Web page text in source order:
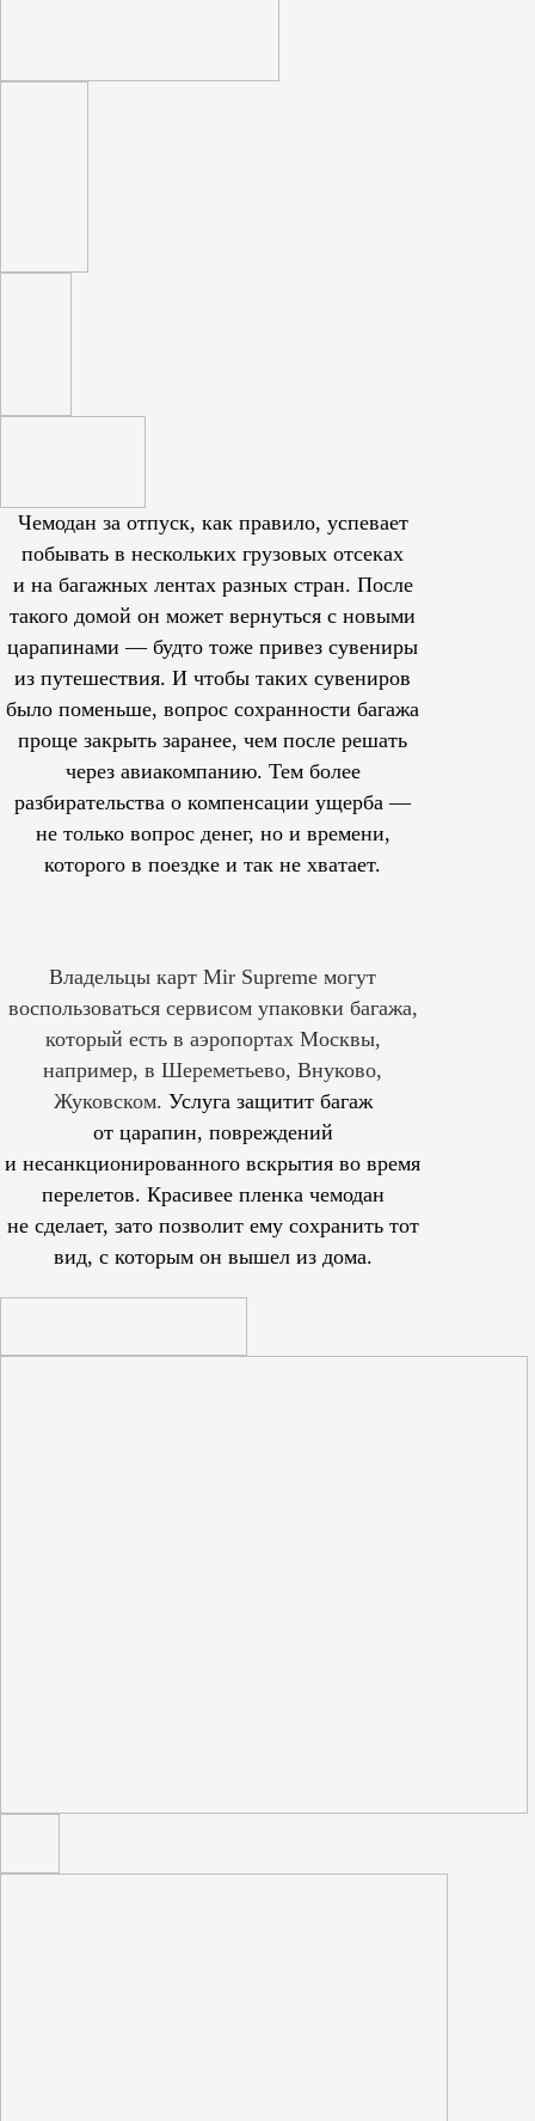
Чемодан за отпуск, как правило, успевает
побывать в нескольких грузовых отсеках
и на багажных лентах разных стран. После
такого домой он может вернуться с новыми
царапинами — будто тоже привез сувениры
из путешествия. И чтобы таких сувениров
было поменьше, вопрос сохранности багажа
проще закрыть заранее, чем после решать
через авиакомпанию. Тем более
разбирательства о компенсации ущерба —
не только вопрос денег, но и времени,
которого в поездке и так не хватает.
Владельцы карт Mir Supreme могут
воспользоваться сервисом упаковки багажа,
который есть в аэропортах Москвы,
например, в Шереметьево, Внуково,
Жуковском. Услуга защитит багаж
от царапин, повреждений
и несанкционированного вскрытия во время
перелетов. Красивее пленка чемодан
не сделает, зато позволит ему сохранить тот
вид, с которым он вышел из дома.